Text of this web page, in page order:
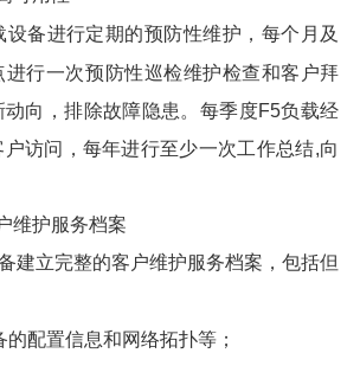
设备进行定期的预防性维护，每个月及
进行一次预防性巡检维护检查和客户拜
向，排除故障隐患。每季度F5负载经
访问，每年进行至少一次工作总结,向
维护服务档案
建立完整的客户维护服务档案，包括但
的配置信息和网络拓扑等；